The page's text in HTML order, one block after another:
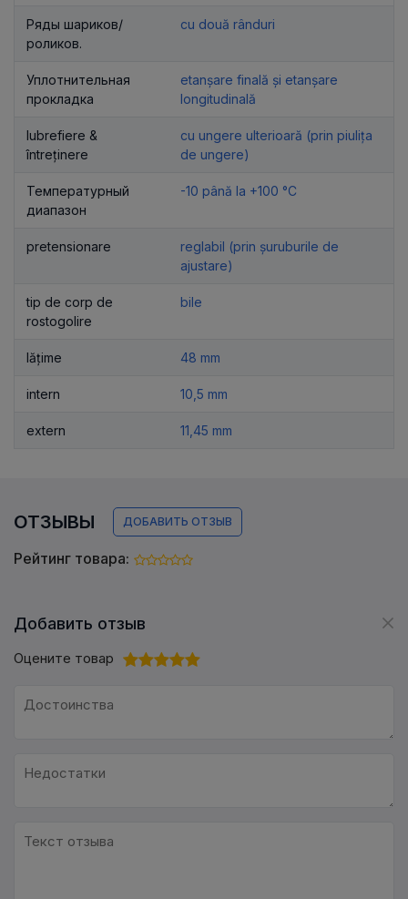
Ряды шариков/
роликов.
cu două rânduri
Уплотнительная
прокладка
etanșare finală și etanșare
longitudinală
lubrefiere &
întreținere
cu ungere ulterioară (prin piulița
de ungere)
Температурный
диапазон
-10 până la +100 °C
pretensionare
reglabil (prin șuruburile de
ajustare)
tip de corp de
rostogolire
bile
lățime 48 mm
intern 10,5 mm
extern 11,45 mm
ОТЗЫВЫ ДОБАВИТЬ ОТЗЫВ
Рейтинг товара:
Добавить отзыв
Оцените товар